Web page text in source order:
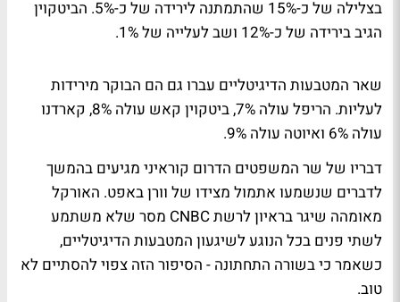
בצלילה של כ-15% שהתמתנה לירידה של כ-5%. הביטקוין
הגיב בירידה של כ-12% ושב לעלייה של 1%.
שאר המטבעות הדיגיטליים עברו גם הם הבוקר מירידות
לעליות. הריפל עולה 7%, ביטקוין קאש עולה 8%, קארדנו
עולה 6% ואיוטה עולה 9%.
דבריו של שר המשפטים הדרום קוראיני מגיעים בהמשך
לדברים שנשמעו אתמול מצידו של וורן באפט. האורקל
מאומהה שיגר בראיון לרשת CNBC מסר שלא משתמע
לשתי פנים בכל הנוגע לשיגעון המטבעות הדיגיטליים,
כשאמר כי בשורה התחתונה - הסיפור הזה צפוי להסתיים לא
טוב.